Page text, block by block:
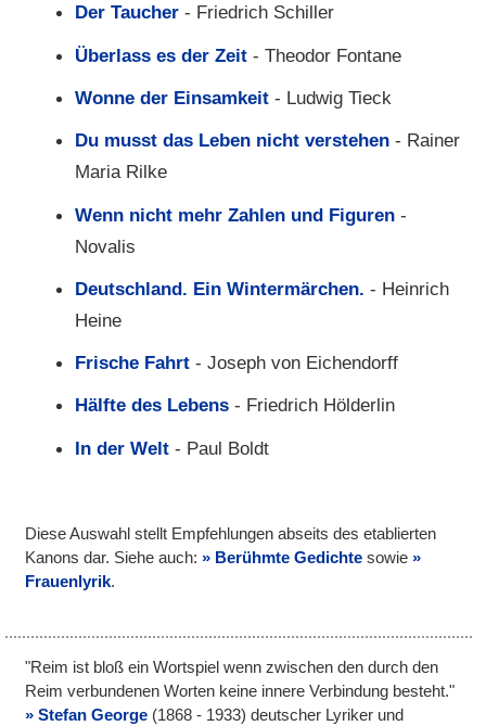
Der Taucher- Friedrich Schiller
Überlass es der Zeit- Theodor Fontane
Wonne der Einsamkeit- Ludwig Tieck
Du musst das Leben nicht verstehen- Rainer
Maria Rilke
Wenn nicht mehr Zahlen und Figuren-
Novalis
Deutschland. Ein Wintermärchen. - Heinrich
Heine
Frische Fahrt- Joseph von Eichendorff
Hälfte des Lebens- Friedrich Hölderlin
In der Welt- Paul Boldt
Diese Auswahl stellt Empfehlungen abseits des etablierten
Kanons dar. Siehe auch:
Berühmte Gedichte sowie
Frauenlyrik.
"Reim ist bloß ein Wortspiel wenn zwischen den durch den
Reim verbundenen Worten keine innere Verbindung besteht."
Stefan George (1868 - 1933) deutscher Lyriker und